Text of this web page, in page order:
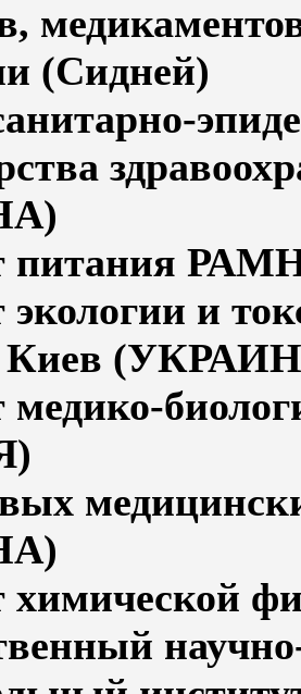
(Сидней)
питания
экологии и
Киев
медико-
химической